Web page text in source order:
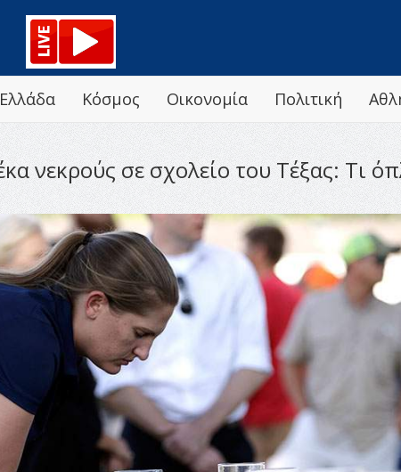
Ελλάδα Κόσμος Οικονομία Πολιτική
νεκρούς σε σχολείο του Τέξας: Τι